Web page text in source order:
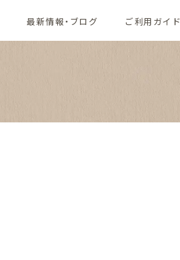
最新情報・ブログ ご利用ガイド